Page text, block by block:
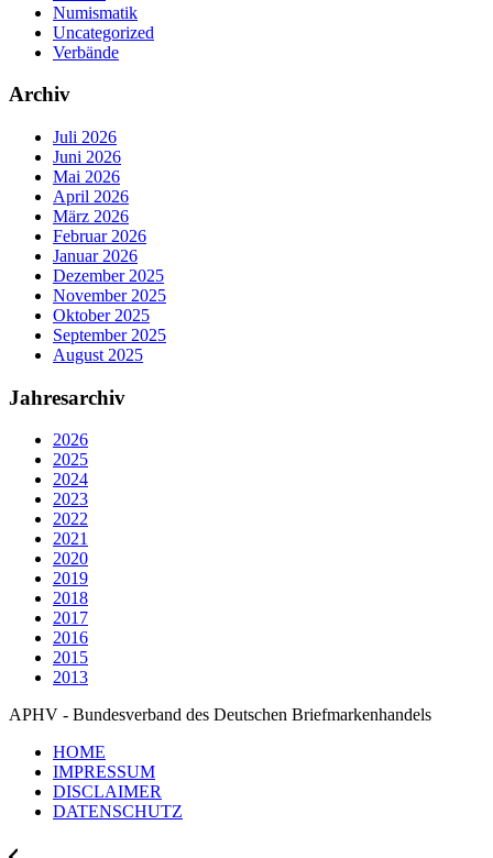
Numismatik
Uncategorized
Verbände
Archiv
Juli 2026
Juni 2026
Mai 2026
April 2026
März 2026
Februar 2026
Januar 2026
Dezember 2025
November 2025
Oktober 2025
September 2025
August 2025
Jahresarchiv
2026
2025
2024
2023
2022
2021
2020
2019
2018
2017
2016
2015
2013
APHV - Bundesverband des Deutschen Briefmarkenhandels
HOME
IMPRESSUM
DISCLAIMER
DATENSCHUTZ